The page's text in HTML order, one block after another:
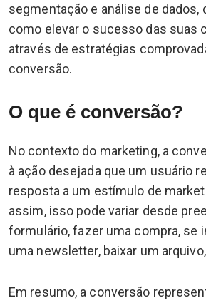
segmentação e análise de dados,
como elevar o sucesso das suas
através de estratégias
conversão.
O que é conversão?
No contexto do marketing, a
à ação desejada que um usuário
resposta a um estímulo de
assim, isso pode variar desde
formulário, fazer uma compra, se
uma newsletter, baixar um
Em resumo, a conversão